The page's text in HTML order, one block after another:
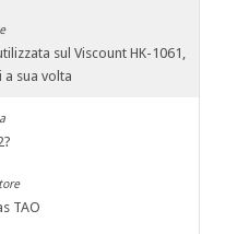
sul Viscount HK-1061,
sua volta
TAO